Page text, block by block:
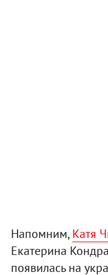
Напомним,Катя
Екатерина
появилась на